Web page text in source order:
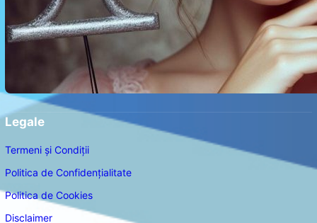
Legale
Termeni și Condiții
Politica de Confidențialitate
Politica de Cookies
Disclaimer